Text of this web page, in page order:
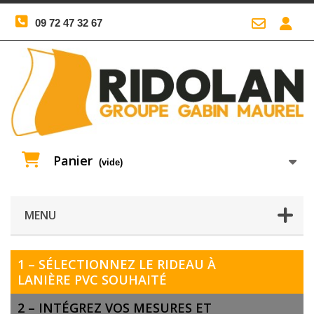
09 72 47 32 67
Panier (vide)
MENU
1 – SÉLECTIONNEZ LE RIDEAU À
LANIÈRE PVC SOUHAITÉ
2 – INTÉGREZ VOS MESURES ET